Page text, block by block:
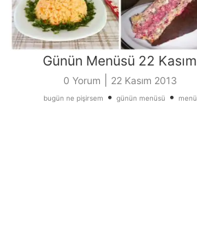
Günün Menüsü 22 Kasım
0 Yorum 22 Kasım 2013
bugün ne pişirsem • günün menüsü • menü